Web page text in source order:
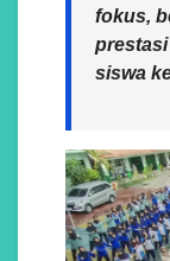
fokus,
siswa